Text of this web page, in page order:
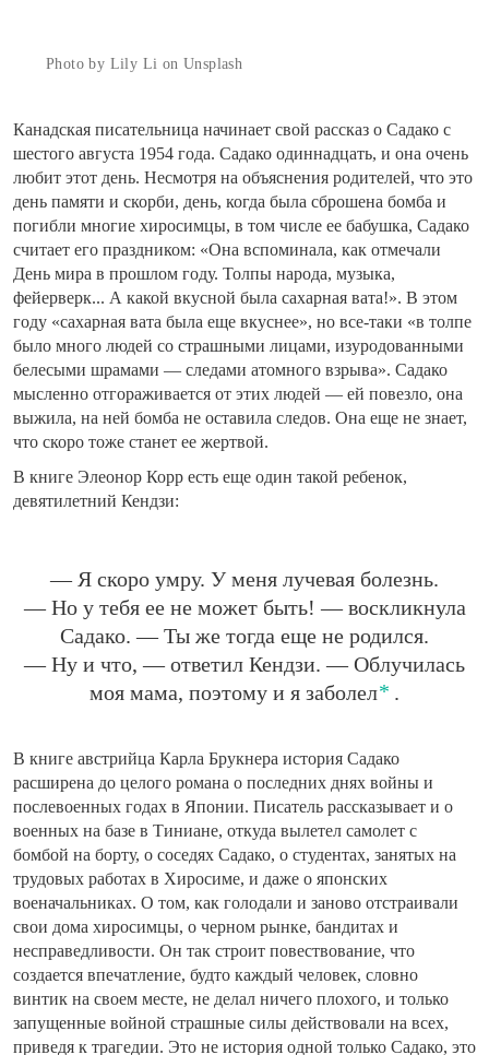
Photo by Lily Li on Unsplash
Канадская писательница начинает свой рассказ о Садако с
шестого августа 1954 года. Садако одиннадцать, и она очень
любит этот день. Несмотря на объяснения родителей, что это
день памяти и скорби, день, когда была сброшена бомба и
погибли многие хиросимцы, в том числе ее бабушка, Садако
считает его праздником: «Она вспоминала, как отмечали
День мира в прошлом году. Толпы народа, музыка,
фейерверк... А какой вкусной была сахарная вата!». В этом
году «сахарная вата была еще вкуснее», но все-таки «в толпе
было много людей со страшными лицами, изуродованными
белесыми шрамами — следами атомного взрыва». Садако
мысленно отгораживается от этих людей — ей повезло, она
выжила, на ней бомба не оставила следов. Она еще не знает,
что скоро тоже станет ее жертвой.
В книге Элеонор Корр есть еще один такой ребенок,
девятилетний Кендзи:
— Я скоро умру. У меня лучевая болезнь.
— Но у тебя ее не может быть! — воскликнула
Садако. — Ты же тогда еще не родился.
— Ну и что, — ответил Кендзи. — Облучилась
моя мама, поэтому и я заболел .
В книге австрийца Карла Брукнера история Садако
расширена до целого романа о последних днях войны и
послевоенных годах в Японии. Писатель рассказывает и о
военных на базе в Тиниане, откуда вылетел самолет с
бомбой на борту, о соседях Садако, о студентах, занятых на
трудовых работах в Хиросиме, и даже о японских
военачальниках. О том, как голодали и заново отстраивали
свои дома хиросимцы, о черном рынке, бандитах и
несправедливости. Он так строит повествование, что
создается впечатление, будто каждый человек, словно
винтик на своем месте, не делал ничего плохого, и только
запущенные войной страшные силы действовали на всех,
приведя к трагедии. Это не история одной только Садако, это